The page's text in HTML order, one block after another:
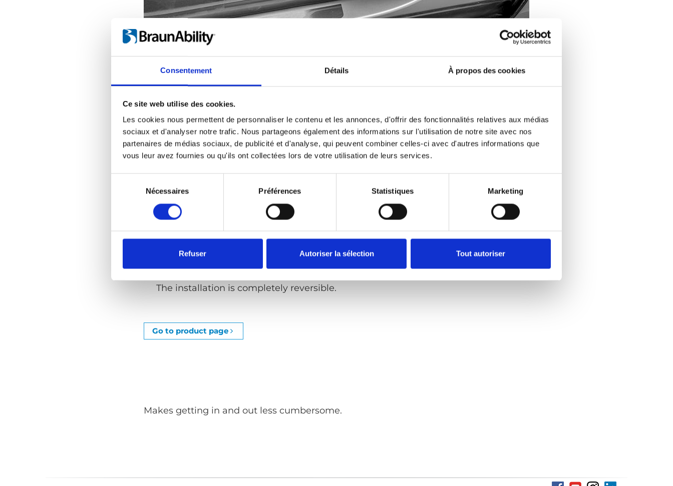
Consentement Détails À propos des cookies
Ce site web utilise des cookies.
Les cookies nous permettent de personnaliser le contenu et les annonces, d'offrir des fonctionnalités relatives aux médias
sociaux et d'analyser notre trafic. Nous partageons également des informations sur l'utilisation de notre site avec nos
partenaires de médias sociaux, de publicité et d'analyse, qui peuvent combiner celles-ci avec d'autres informations que
vous leur avez fournies ou qu'ils ont collectées lors de votre utilisation de leurs services.
consentement
Nécessaires Préférences Statistiques Marketing
Refuser Autoriser la sélection Tout autoriser
Fold out the board next to your seat and you have a place to sit on the outside of the
car before sliding over to the seat. Once you’re comfortably seated you can fold away
Transfer Board Quick facts
Discreet and Easy to use
Fold-out accessibility.
A good help for anyone
Choose the car you want
Easy to install in almost any vehicle.
Suitable for both drivers and passengers
Can be installed on either side of the car.
Does not prevent you from sharing your car
The installation is completely reversible.
Go to product page
Makes getting in and out less cumbersome.